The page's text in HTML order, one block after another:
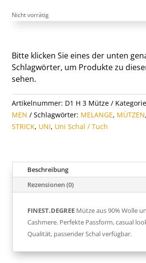
Nicht vorrätig
Bitte klicken Sie eines der unten
Schlagwörter, um Produkte zu
sehen.
Artikelnummer: D1 H 3 Mütze
MEN
Schlagwörter: MELANGE, MÜTZEN,
STRICK, UNI, Uni Schal / Tuch
Beschreibung
Rezensionen (0)
FINEST.DEGREE Mütze aus 90% Wolle
Cashmere. Perfekte Passform, casual
Qualität, passender Schal verfügbar.